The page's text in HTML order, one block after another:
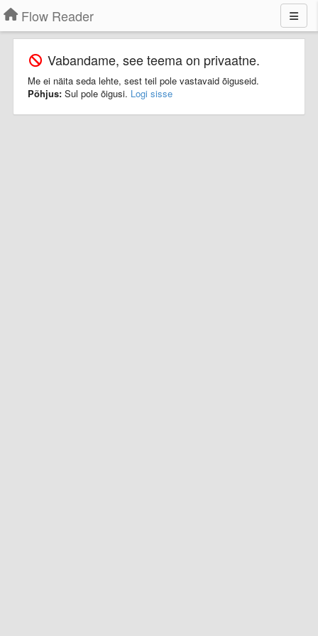
Flow Reader
Vabandame, see teema on privaatne.
Me ei näita seda lehte, sest teil pole vastavaid õiguseid.
Põhjus: Sul pole õigusi. Logi sisse